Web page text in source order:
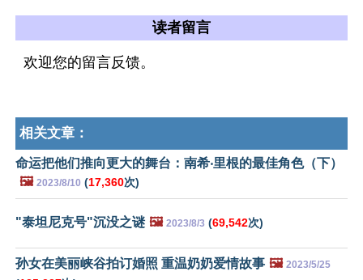
读者留言
欢迎您的留言反馈。
相关文章：
命运把他们推向更大的舞台：南希‧里根的最佳角色（下）
🖼️ 2023/8/10 (17,360次)
"泰坦尼克号"沉没之谜 🖼️ 2023/8/3 (69,542次)
孙女在美丽峡谷拍订婚照 重温奶奶爱情故事 🖼️ 2023/5/25